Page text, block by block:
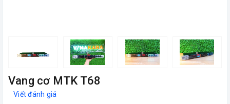
Vang cơ MTK T68
Viết đánh giá